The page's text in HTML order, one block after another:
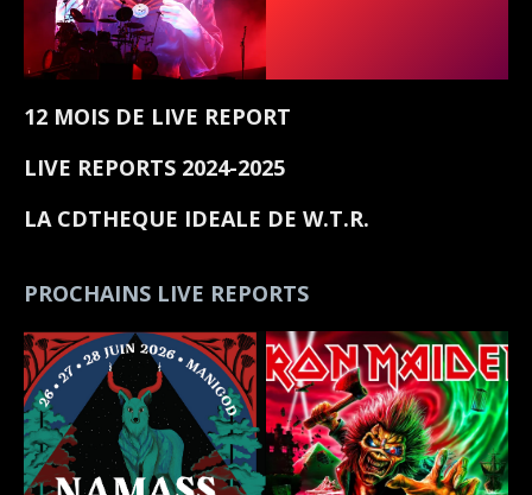
12 MOIS DE LIVE REPORT
LIVE REPORTS 2024-2025
LA CDTHEQUE IDEALE DE W.T.R.
PROCHAINS LIVE REPORTS